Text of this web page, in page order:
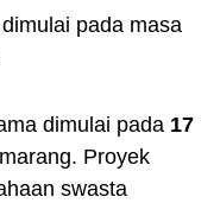
pada masa
dimulai pada 17
Proyek
swasta